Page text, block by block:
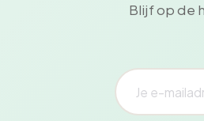
Blijf op de